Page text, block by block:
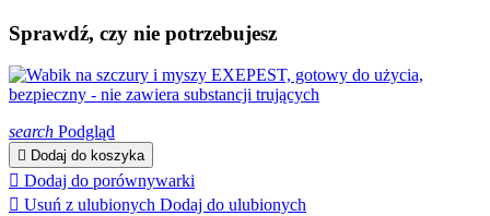
Sprawdź, czy nie potrzebujesz
search Podgląd
 Dodaj do koszyka
 Dodaj do porównywarki
 Usuń z ulubionych Dodaj do ulubionych